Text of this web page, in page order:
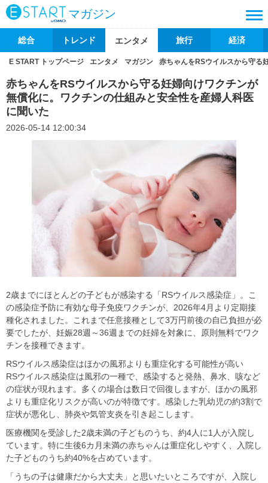
マガジン
総合 トレンド エンタメ 旅行 経済
E START トップページ エンタメ マガジン 赤ちゃんをRSウイルスから守る
赤ちゃんをRSウイルスから守る妊婦向けワクチンが
無償化に。ワクチンの仕組みと安全性を産婦人科医
に聞いた
2026-05-14 12:00:34
2歳までにほとんどの子どもが感染する「RSウイルス感染症」。こ
の感染症予防に有効な母子免疫ワクチンが、2026年4月より定期接
種化されました。これまで任意接種として3万円前後の自己負担が必
要でしたが、妊娠28週～36週までの妊婦を対象に、原則無料でワク
チンを接種できます。
RSウイルス感染症はほかの風邪よりも重症化する可能性が高い
RSウイルス感染症は風邪の一種で、感染すると発熱、鼻水、咳など
の症状が現れます。多くの場合は数日で回復しますが、ほかの風邪
よりも重症化リスクが高いのが特徴です。感染した乳幼児の約3割で
症状が悪化し、肺炎や気管支炎を引き起こします。
医療機関を受診した2歳未満の子どものうち、約4人に1人が入院し
ています。特に生後6カ月未満の赤ちゃんは重症化しやすく、入院し
た子どものうち約40%を占めています。
「うちの子は健康だから大丈夫」と思いたいところですが、入院し